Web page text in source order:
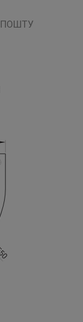
ПОШТУ